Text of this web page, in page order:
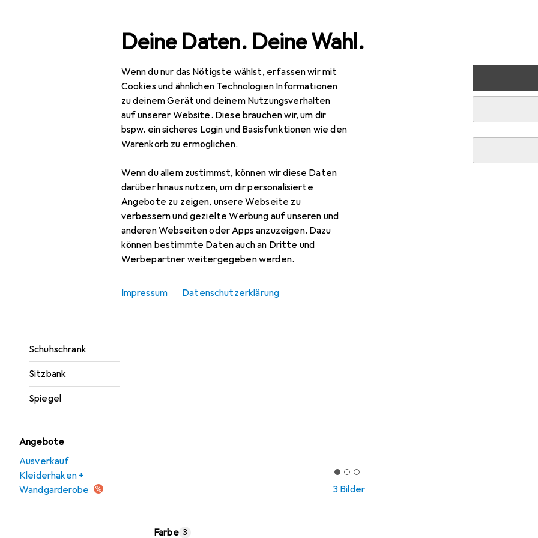
Deine Daten. Deine Wahl.
Wenn du nur das Nötigste wählst, erfassen wir mit
Cookies und ähnlichen Technologien Informationen
zu deinem Gerät und deinem Nutzungsverhalten
auf unserer Website. Diese brauchen wir, um dir
bspw. ein sicheres Login und Basisfunktionen wie den
Warenkorb zu ermöglichen.
Wenn du allem zustimmst, können wir diese Daten
darüber hinaus nutzen, um dir personalisierte
Angebote zu zeigen, unsere Webseite zu
verbessern und gezielte Werbung auf unseren und
anderen Webseiten oder Apps anzuzeigen. Dazu
können bestimmte Daten auch an Dritte und
Werbepartner weitergegeben werden.
Impressum Datenschutzerklärung
Navigation nach Kategorien
Schuhschrank
Sitzbank
Spiegel
Angebote
Ausverkauf
Kleiderhaken +
Wandgarderobe
Gesamtsortiment Wohnen Möbel Kleiderhaken +
3 Bilder
Farbe 3